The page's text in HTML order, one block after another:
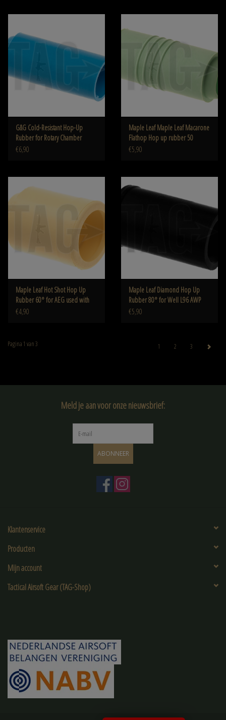
G&G Cold-Resistant Hop-Up
Rubber for Rotary Chamber
€6,90
Maple Leaf Maple Leaf Macarone
Flathop Hop up rubber 50
€5,90
Maple Leaf Hot Shot Hop Up
Rubber 60° for AEG used with
GBB Inner Barrel
€4,90
Maple Leaf Diamond Hop Up
Rubber 80° for Well L96 AWP
€5,90
Pagina 1 van 3 1 2 3
Meld je aan voor onze nieuwsbrief:
ABONNEER
Klantenservice
Producten
Mijn account
Tactical Airsoft Gear (TAG-Shop)